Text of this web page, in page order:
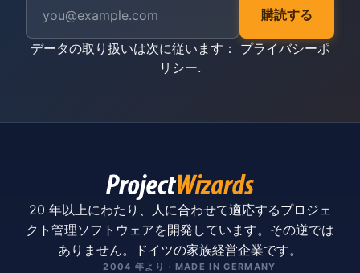
購読する
データの取り扱いは次に従います： プライバシーポ
リシー.
20 年以上にわたり、人に合わせて適応するプロジェ
クト管理ソフトウェアを開発しています。その逆では
ありません。ドイツの家族経営企業です。
2004 年より · MADE IN GERMANY